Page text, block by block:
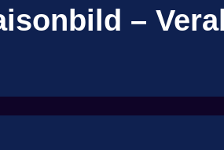
–